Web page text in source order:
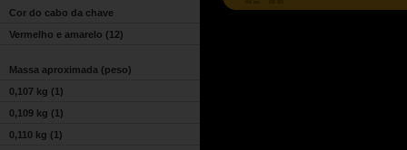
Cor do cabo da chave
Vermelho e amarelo (12)
Massa aproximada (peso)
0,107 kg (1)
0,109 kg (1)
0,110 kg (1)